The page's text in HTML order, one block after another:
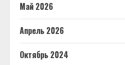
Май 2026
Апрель 2026
Октябрь 2024